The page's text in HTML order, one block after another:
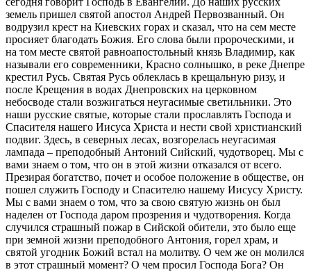
земель пришел святой апостол Андрей Первозванный. Он
водрузил крест на Киевских горах и сказал, что на сем месте
просияет благодать Божия. Его слова были пророческими, и
на том месте святой равноапостольный князь Владимир, как
называли его современники, Красно солнышко, в реке Днепре
крестил Русь. Святая Русь облеклась в крещальную ризу, и
после Крещения в водах Днепровских на церковном
небосводе стали возжигаться неугасимые светильники. Это
наши русские святые, которые стали прославлять Господа и
Спасителя нашего Иисуса Христа и нести свой христианский
подвиг. Здесь, в северных лесах, возгорелась неугасимая
лампада – преподобный Антоний Сийский, чудотворец. Мы с
вами знаем о том, что он в этой жизни отказался от всего.
Презирая богатство, почет и особое положение в обществе, он
пошел служить Господу и Спасителю нашему Иисусу Христу.
Мы с вами знаем о том, что за свою святую жизнь он был
наделен от Господа даром прозрения и чудотворения. Когда
случился страшный пожар в Сийской обители, это было еще
при земной жизни преподобного Антония, горел храм, и
святой угодник Божий встал на молитву. О чем же он молился
в этот страшный момент? О чем просил Господа Бога? Он